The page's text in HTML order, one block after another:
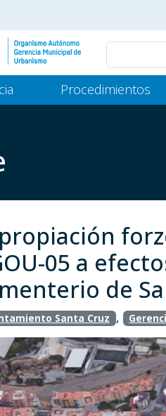
Gerencia
Procedimientos
05 a
de
Santa Cruz ,